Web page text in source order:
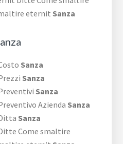
eternit Sanza
Sanza
Sanza
Sanza
Azienda Sanza
Sanza
Come smaltire